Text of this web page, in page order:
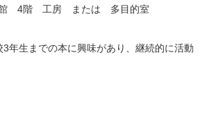
館 4階 工房 または 多目的室
年生までの本に興味があり、継続的に活動